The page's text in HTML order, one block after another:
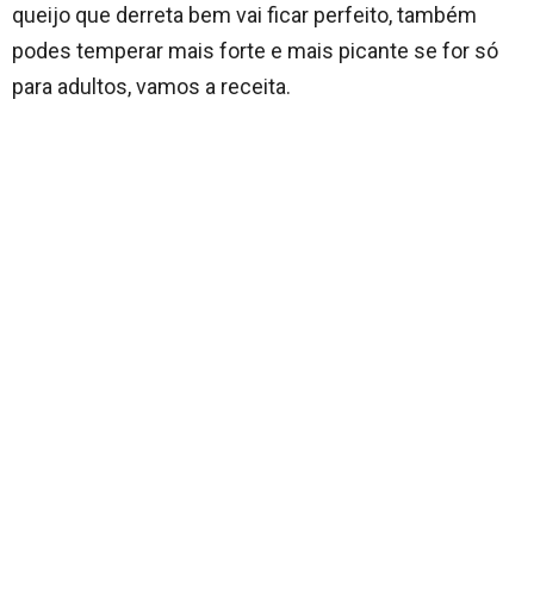
queijo que derreta bem vai ficar perfeito, também
podes temperar mais forte e mais picante se for só
para adultos, vamos a receita.